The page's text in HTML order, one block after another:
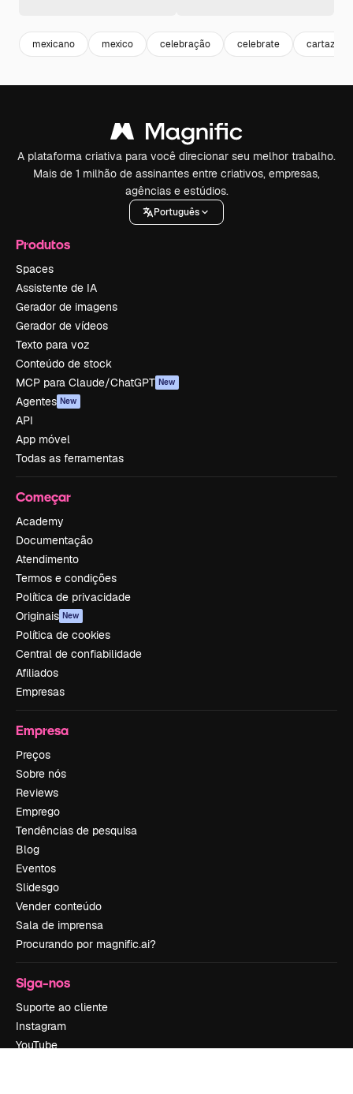
mexicano mexico celebração celebrate cartaz
A plataforma criativa para você direcionar seu melhor trabalho.
Mais de 1 milhão de assinantes entre criativos, empresas,
agências e estúdios.
Português
Produtos
Spaces
Assistente de IA
Gerador de imagens
Gerador de vídeos
Texto para voz
Conteúdo de stock
MCP para Claude/ChatGPT New
Agentes New
API
App móvel
Todas as ferramentas
Começar
Academy
Documentação
Atendimento
Termos e condições
Política de privacidade
Originais New
Política de cookies
Central de confiabilidade
Afiliados
Empresas
Empresa
Preços
Sobre nós
Reviews
Emprego
Tendências de pesquisa
Blog
Eventos
Slidesgo
Vender conteúdo
Sala de imprensa
Procurando por magnific.ai?
Siga-nos
Suporte ao cliente
Instagram
YouTube